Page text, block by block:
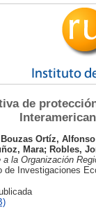
de
Bouzas Ortíz, Alfonso
Mara; Robles,
la Organización
Investigaciones